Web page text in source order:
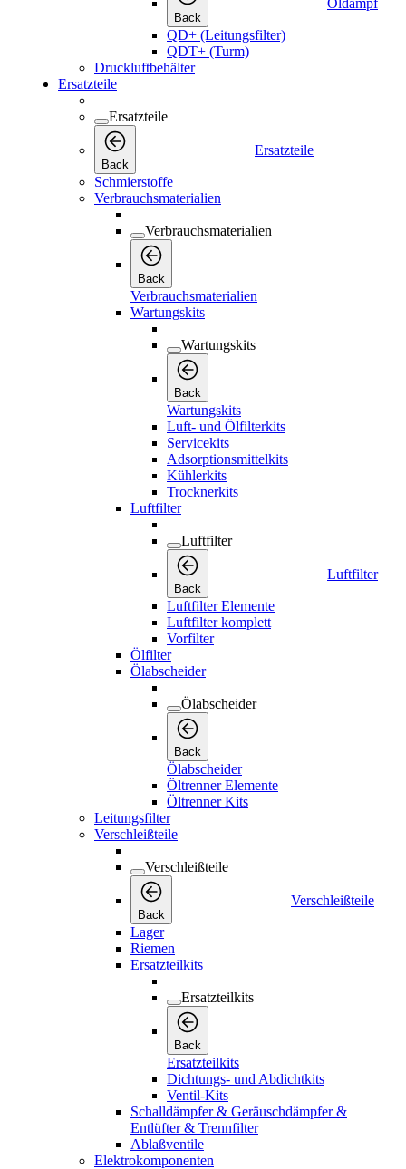
Back
Öldampf
QD+ (Leitungsfilter)
QDT+ (Turm)
Druckluftbehälter
Ersatzteile
Ersatzteile
Back
Ersatzteile
Schmierstoffe
Verbrauchsmaterialien
Verbrauchsmaterialien
Back
Verbrauchsmaterialien
Wartungskits
Wartungskits
Back
Wartungskits
Luft- und Ölfilterkits
Servicekits
Adsorptionsmittelkits
Kühlerkits
Trocknerkits
Luftfilter
Luftfilter
Back
Luftfilter
Luftfilter Elemente
Luftfilter komplett
Vorfilter
Ölfilter
Ölabscheider
Ölabscheider
Back
Ölabscheider
Öltrenner Elemente
Öltrenner Kits
Leitungsfilter
Verschleißteile
Verschleißteile
Back
Verschleißteile
Lager
Riemen
Ersatzteilkits
Ersatzteilkits
Back
Ersatzteilkits
Dichtungs- und Abdichtkits
Ventil-Kits
Schalldämpfer & Geräuschdämpfer &
Entlüfter & Trennfilter
Ablaßventile
Elektrokomponenten